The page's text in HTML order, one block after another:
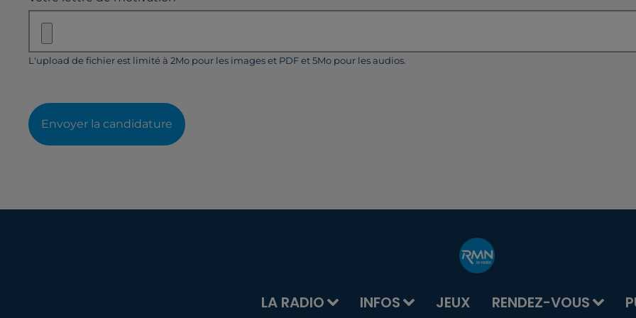
L'upload de fichier est limité à 2Mo pour les images et PDF et 5Mo pour les audios.
Envoyer la candidature
LA RADIO INFOS JEUX RENDEZ-VOUS